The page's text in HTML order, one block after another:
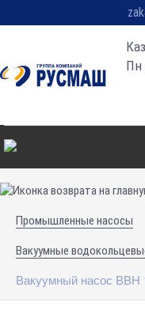
Пн
Промышленные насосы
Вакуумные
Вакуумный насос ВВН